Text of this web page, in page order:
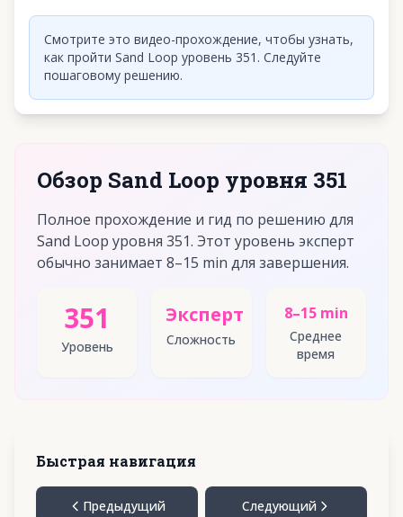
Смотрите это видео-прохождение, чтобы узнать,
как пройти Sand Loop уровень 351. Следуйте
пошаговому решению.
Обзор Sand Loop уровня 351
Полное прохождение и гид по решению для
Sand Loop уровня 351. Этот уровень эксперт
обычно занимает 8–15 min для завершения.
351
Уровень
Эксперт
Сложность
8–15 min
Среднее
время
Быстрая навигация
Предыдущий Следующий